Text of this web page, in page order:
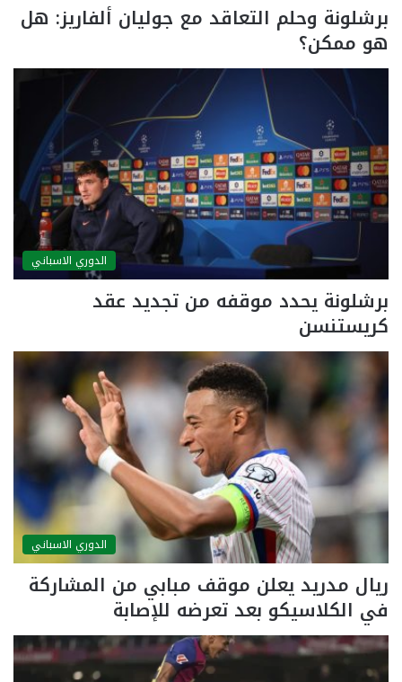
برشلونة وحلم التعاقد مع جوليان ألفاريز: هل
هو ممكن؟
الدوري الاسباني
برشلونة يحدد موقفه من تجديد عقد
كريستنسن
الدوري الاسباني
ريال مدريد يعلن موقف مبابي من المشاركة
في الكلاسيكو بعد تعرضه للإصابة